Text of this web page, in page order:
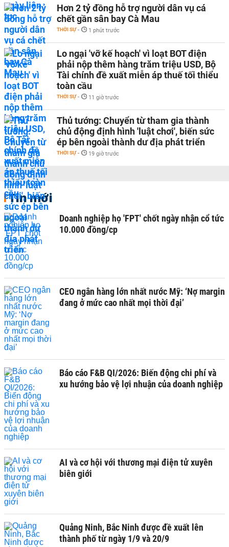
Hơn 2 tỷ đồng hỗ trợ người dân vụ cá
chết gần sân bay Cà Mau
THỜI SỰ - 1 phút trước
Lo ngại 'vỡ kế hoạch' vì loạt BOT điện
phải nộp thêm hàng trăm triệu USD, Bộ
Tài chính đề xuất miễn áp thuế tối thiểu
toàn cầu
THỜI SỰ - 11 giờ trước
Thủ tướng: Chuyển từ tham gia thành
chủ động định hình 'luật chơi', biến sức
ép bên ngoài thành dư địa phát triển
THỜI SỰ - 19 giờ trước
Tin mới
Doanh nghiệp họ 'FPT' chốt ngày nhận cổ tức
10.000 đồng/cp
CEO ngân hàng lớn nhất nước Mỹ: ‘Nợ margin
đang ở mức cao nhất mọi thời đại’
Báo cáo F&B QI/2026: Biến động chi phí và
xu hướng bảo vệ lợi nhuận của doanh nghiệp
AI và cơ hội với thương mại điện tử xuyên
biên giới
Quảng Ninh, Bắc Ninh được đề xuất lên
thành phố từ ngày 1/9 và 20/9